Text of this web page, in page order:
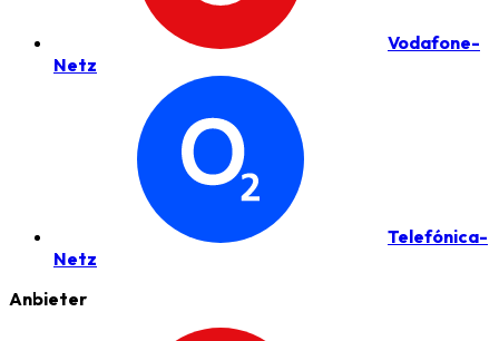
Vodafone-
Netz
Telefónica-
Netz
Anbieter